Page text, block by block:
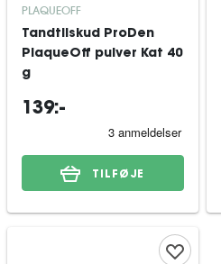
PLAQUEOFF
Tandtilskud ProDen
PlaqueOff pulver Kat 40
g
139:-
TILFØJE